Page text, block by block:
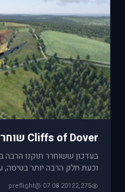
Cliffs of Dover שוחרר עידכון בטא לסימולטור
בעדכון ששוחרר תוקנו הרבה
וכעת חלק הרבה יותר
הוחזר
2,275
07.08.2012
·
@preflight